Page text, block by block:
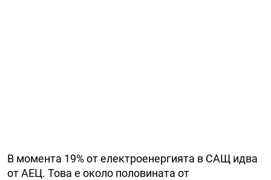
В момента 19% от електроенергията в САЩ идва
от АЕЦ. Това е около половината от